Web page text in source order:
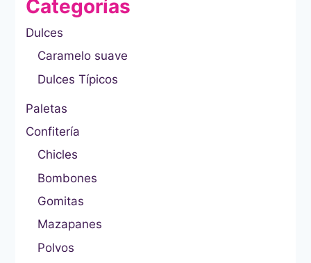
Categorías
Dulces
Caramelo suave
Dulces Típicos
Paletas
Confitería
Chicles
Bombones
Gomitas
Mazapanes
Polvos